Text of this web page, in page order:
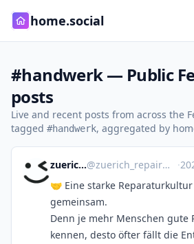
home.social
#handwerk — Public
posts
Live and recent posts from across the
tagged #handwerk, aggregated by
zuerich.repair@zuerich_repair@net.miaumuh.ch ·
🤝 Eine starke
gemeinsam.
Denn je mehr Menschen gute
kennen, desto öfter fällt die